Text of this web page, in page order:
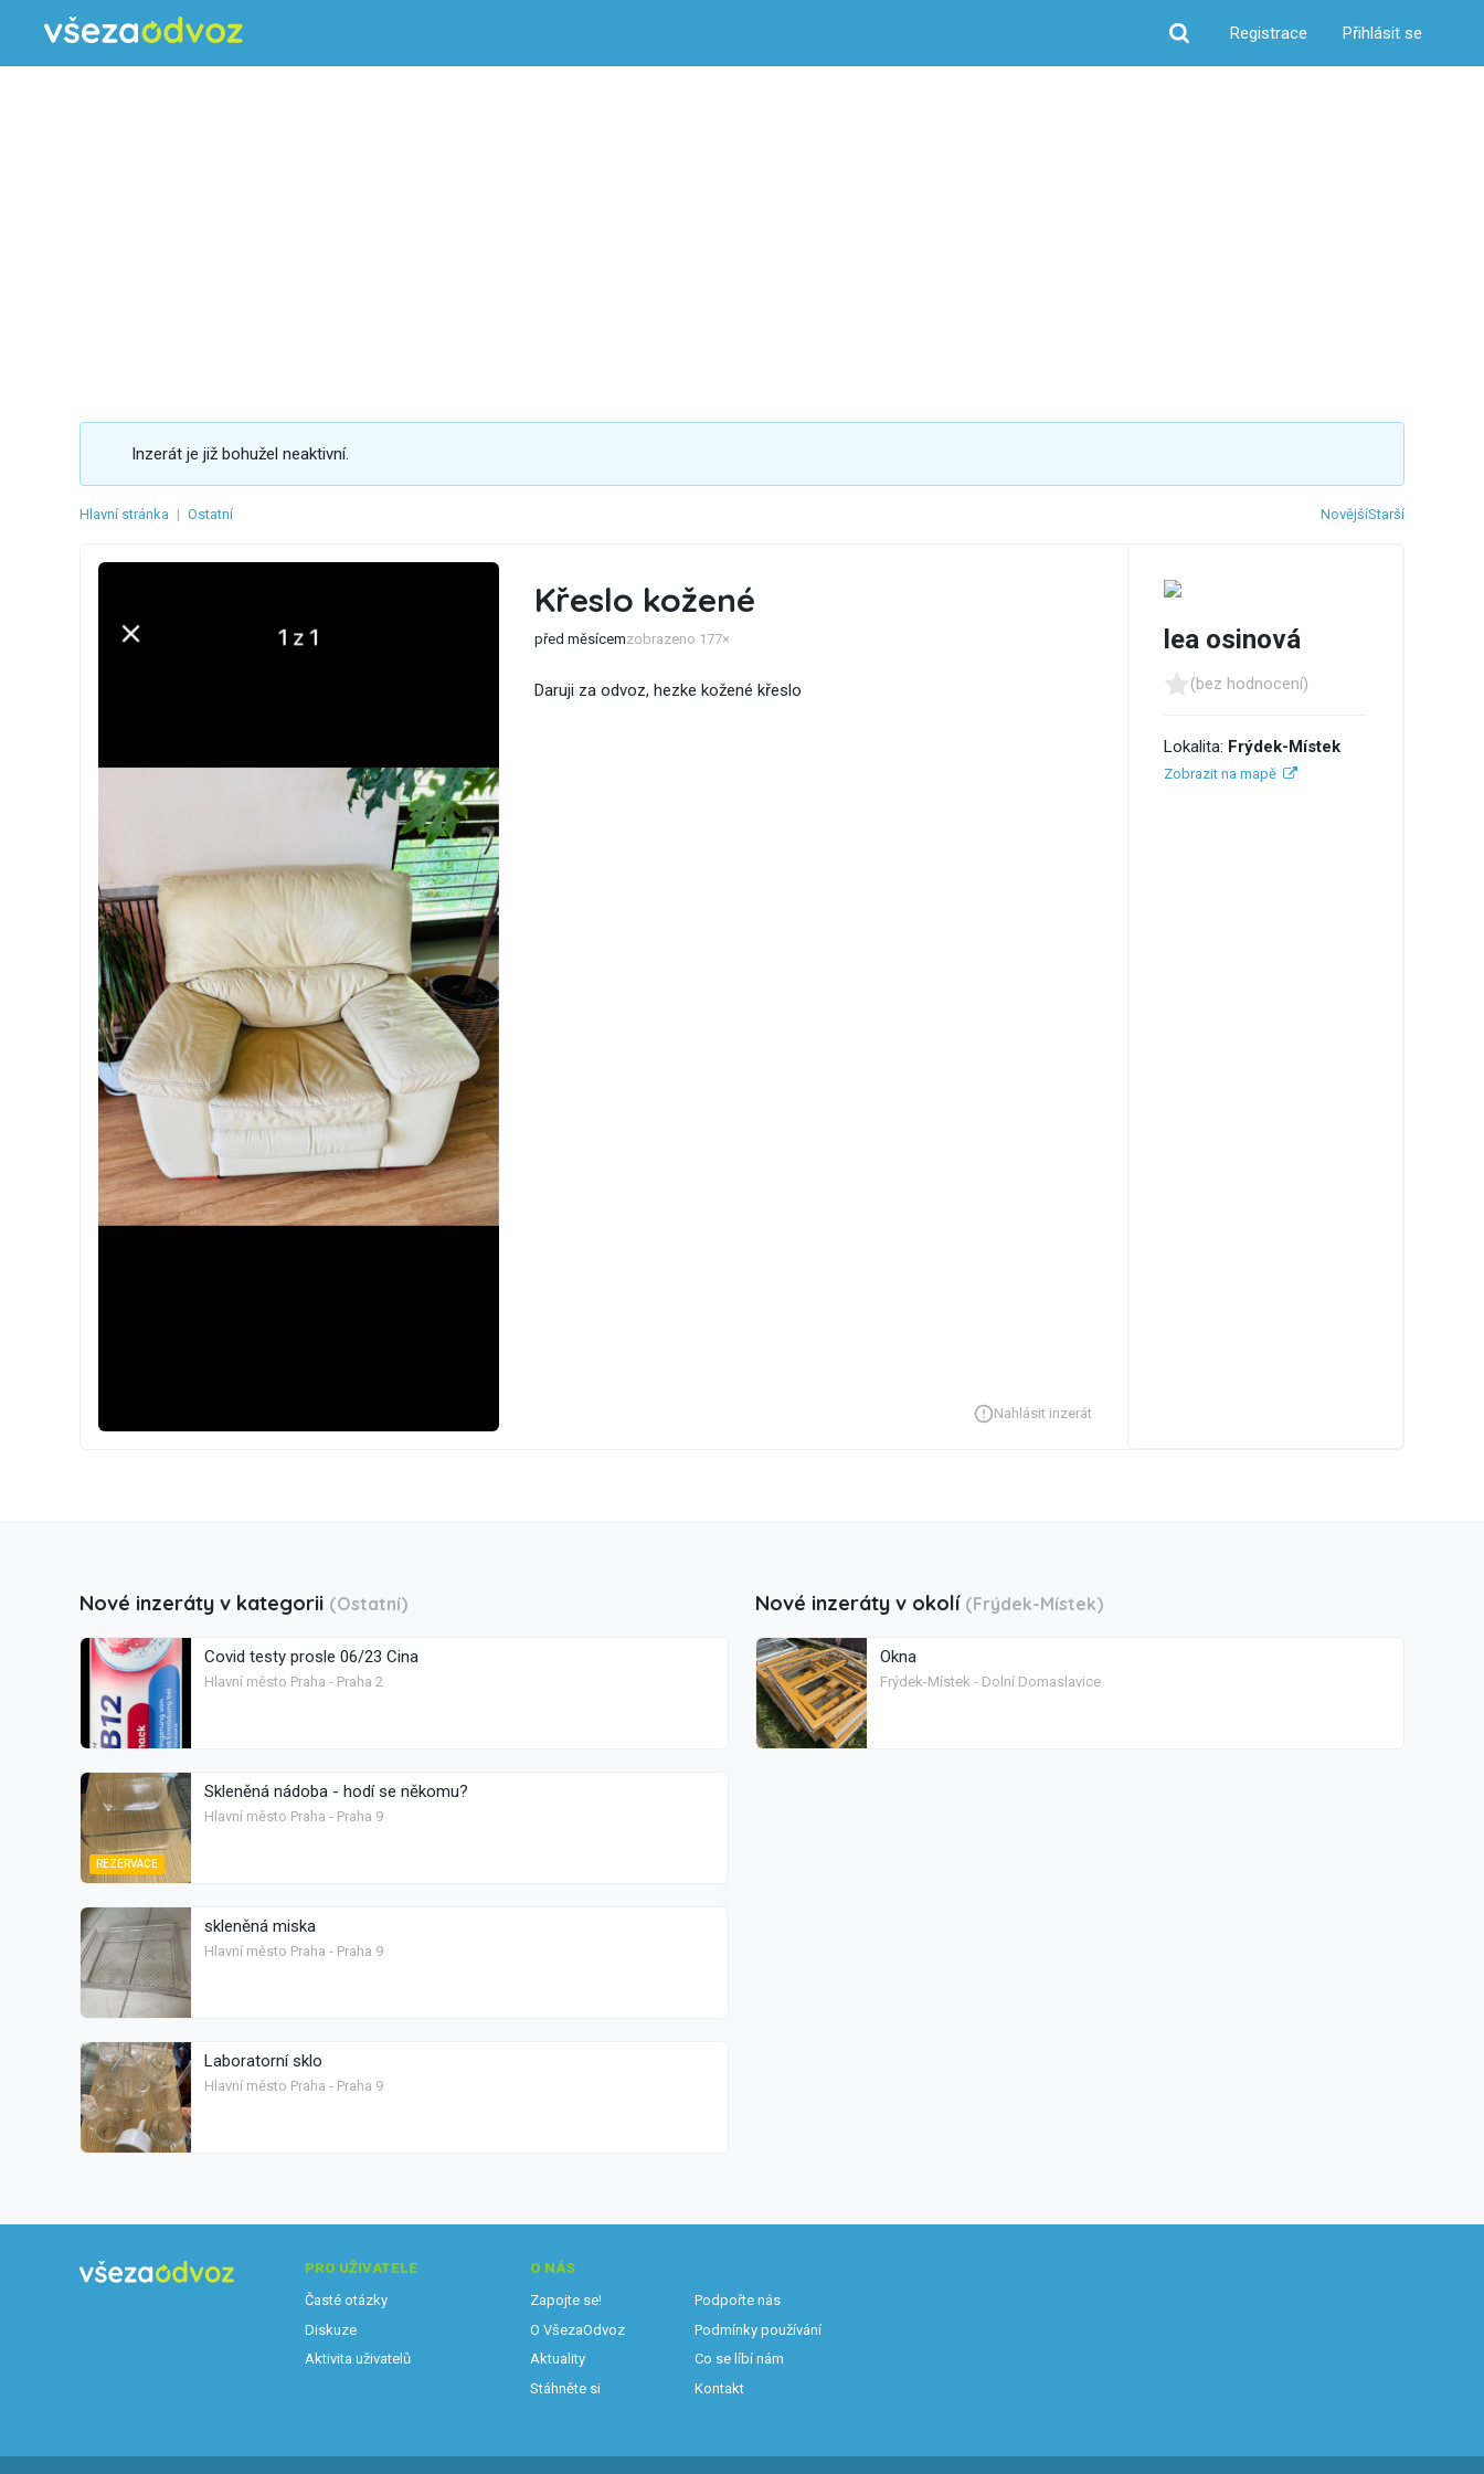
Hledat
Registrace Přihlásit se
Inzerát je již bohužel neaktivní.
Hlavní stránka | Ostatní NovějšíStarší
Křeslo kožené
před měsícemzobrazeno 177×
Daruji za odvoz, hezke kožené křeslo
Nahlásit inzerát
lea osinová
(bez hodnocení)
Lokalita: Frýdek-Místek
Zobrazit na mapě
Nové inzeráty v kategorii (Ostatní)
Covid testy prosle 06/23 Cina
Hlavní město Praha - Praha 2
REZERVACE
Skleněná nádoba - hodí se někomu?
Hlavní město Praha - Praha 9
skleněná miska
Hlavní město Praha - Praha 9
Laboratorní sklo
Hlavní město Praha - Praha 9
Nové inzeráty v okolí (Frýdek-Místek)
Okna
Frýdek-Místek - Dolní Domaslavice
PRO UŽIVATELE
Časté otázky
Diskuze
Aktivita uživatelů
O NÁS
Zapojte se!
O VšezaOdvoz
Aktuality
Stáhněte si
Podpořte nás
Podmínky používání
Co se líbí nám
Kontakt